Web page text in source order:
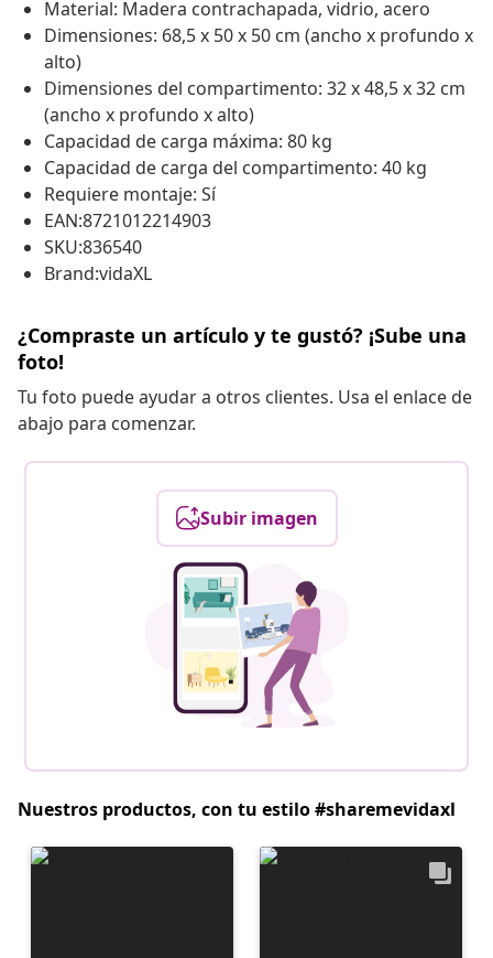
Material: Madera contrachapada, vidrio, acero
Dimensiones: 68,5 x 50 x 50 cm (ancho x profundo x
alto)
Dimensiones del compartimento: 32 x 48,5 x 32 cm
(ancho x profundo x alto)
Capacidad de carga máxima: 80 kg
Capacidad de carga del compartimento: 40 kg
Requiere montaje: Sí
EAN:8721012214903
SKU:836540
Brand:vidaXL
¿Compraste un artículo y te gustó? ¡Sube una
foto!
Tu foto puede ayudar a otros clientes. Usa el enlace de
abajo para comenzar.
Subir imagen
Nuestros productos, con tu estilo #sharemevidaxl